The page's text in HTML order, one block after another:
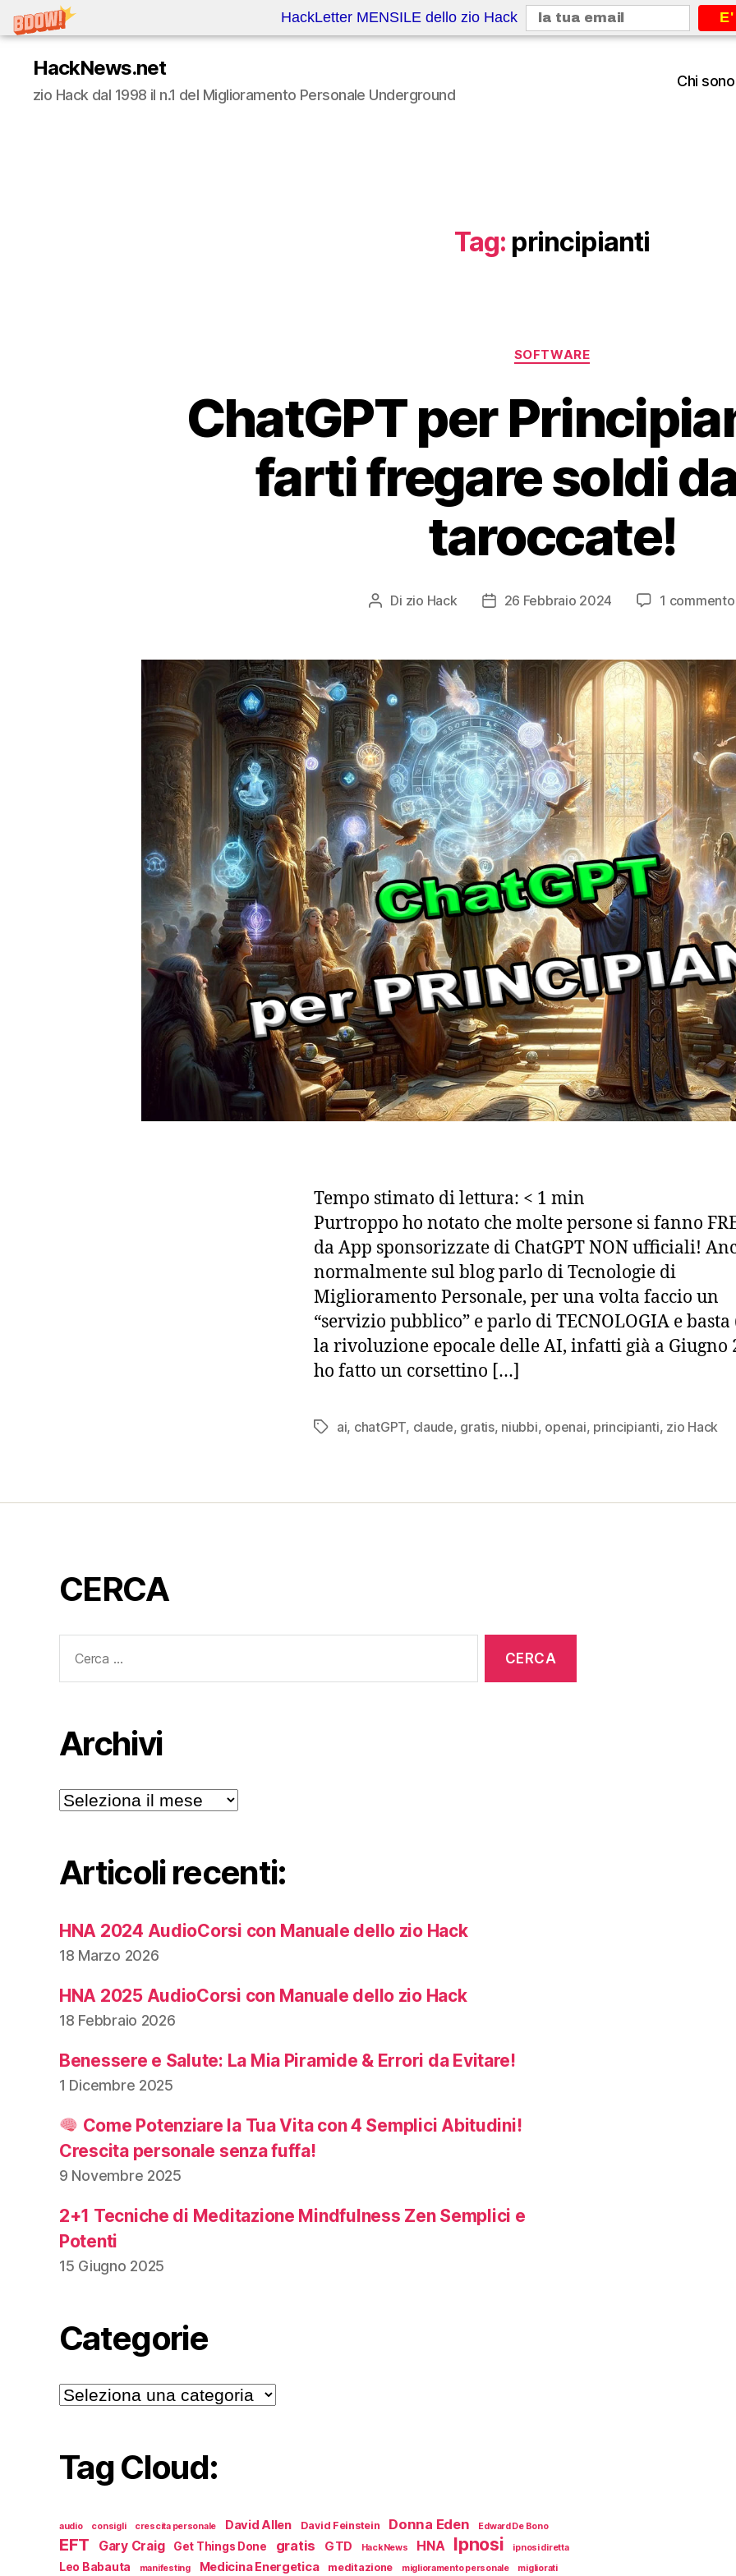
HackLetter MENSILE dello zio Hack
HackNews.net
zio Hack dal 1998 il n.1 del Miglioramento Personale Underground
Chi sono
Tag: principianti
Categorie
SOFTWARE
ChatGPT per
farti fregare soldi
taroccate!
Autore
Di zio Hack
Data26 Febbraio 2024 1 commento
Tempo stimato di lettura: < 1 min
Purtroppo ho notato che molte persone si fanno
da App sponsorizzate di ChatGPT NON ufficiali!
normalmente sul blog parlo di Tecnologie di
Miglioramento Personale, per una volta faccio un
“servizio pubblico” e parlo di TECNOLOGIA e basta
la rivoluzione epocale delle AI, infatti già a Giugno
ho fatto un corsettino […]
Tag ai, chatGPT, claude, gratis, niubbi, openai, principianti, zio Hack
CERCA
Archivi
Archivi
Articoli recenti:
HNA 2024 AudioCorsi con Manuale dello zio Hack
18 Marzo 2026
HNA 2025 AudioCorsi con Manuale dello zio Hack
18 Febbraio 2026
Benessere e Salute: La Mia Piramide & Errori da Evitare!
1 Dicembre 2025
Come Potenziare la Tua Vita con 4 Semplici Abitudini!
Crescita personale senza fuffa!
9 Novembre 2025
2+1 Tecniche di Meditazione Mindfulness Zen Semplici e
Potenti
15 Giugno 2025
Categorie
Categorie
Tag Cloud:
audio consigli crescita personale David Allen David Feinstein Donna Eden Edward De Bono
EFT Gary Craig Get Things Done gratis GTD HackNews HNA Ipnosi ipnosi diretta
Leo Babauta manifesting Medicina Energetica meditazione miglioramento personale migliorati